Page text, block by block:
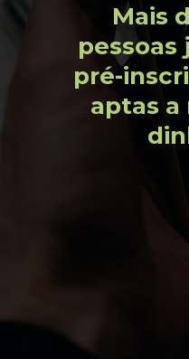
Mais
pessoas
pré-
aptas a